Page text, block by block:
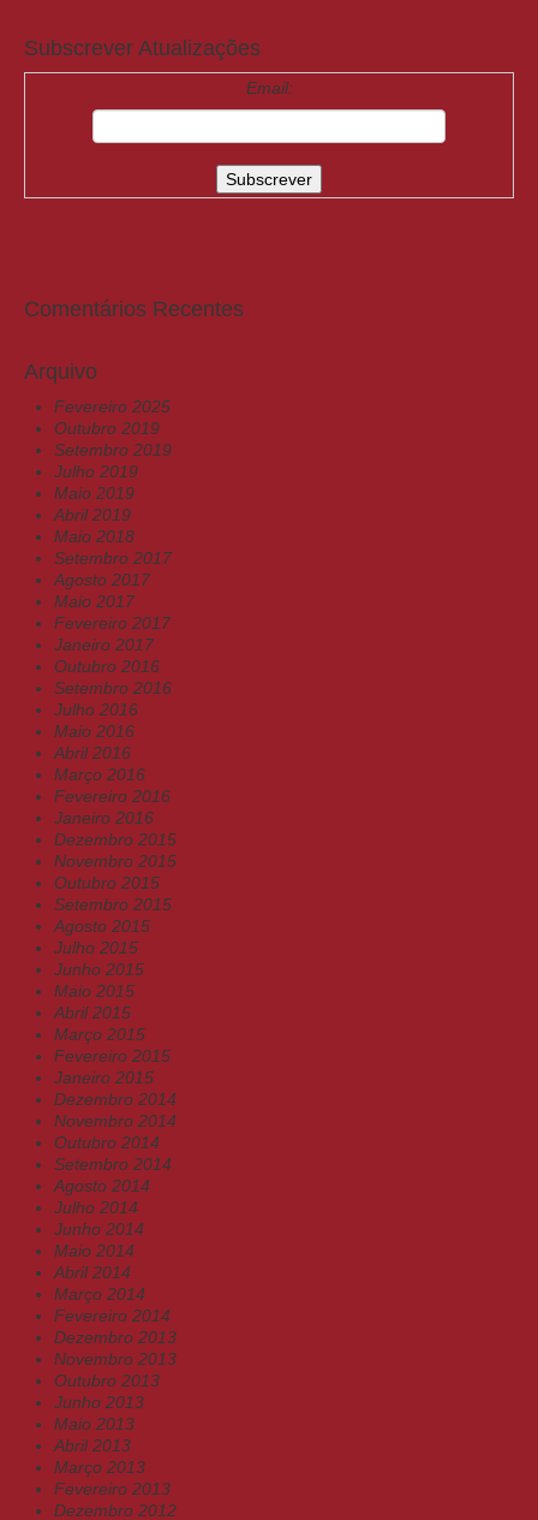
Subscrever Atualizações
Email:
Comentários Recentes
Arquivo
Fevereiro 2025
Outubro 2019
Setembro 2019
Julho 2019
Maio 2019
Abril 2019
Maio 2018
Setembro 2017
Agosto 2017
Maio 2017
Fevereiro 2017
Janeiro 2017
Outubro 2016
Setembro 2016
Julho 2016
Maio 2016
Abril 2016
Março 2016
Fevereiro 2016
Janeiro 2016
Dezembro 2015
Novembro 2015
Outubro 2015
Setembro 2015
Agosto 2015
Julho 2015
Junho 2015
Maio 2015
Abril 2015
Março 2015
Fevereiro 2015
Janeiro 2015
Dezembro 2014
Novembro 2014
Outubro 2014
Setembro 2014
Agosto 2014
Julho 2014
Junho 2014
Maio 2014
Abril 2014
Março 2014
Fevereiro 2014
Dezembro 2013
Novembro 2013
Outubro 2013
Junho 2013
Maio 2013
Abril 2013
Março 2013
Fevereiro 2013
Dezembro 2012